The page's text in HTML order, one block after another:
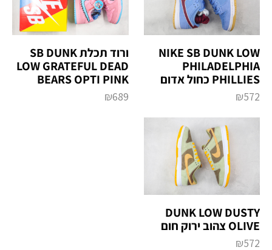
NIKE SB DUNK LOW
PHILADELPHIA
PHILLIES כחול אדום
₪572
ורוד תכלת SB DUNK
LOW GRATEFUL DEAD
BEARS OPTI PINK
₪689
DUNK LOW DUSTY
OLIVE צהוב ירוק חום
₪572